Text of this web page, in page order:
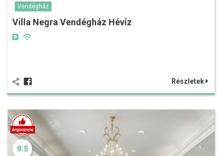
Vendégház
Villa Negra Vendégház Hévíz
Részletek
9.5